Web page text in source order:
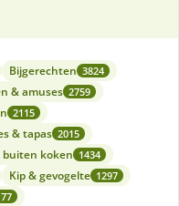
Bijgerechten 3824
& amuses 2759
2115
& tapas 2015
buiten koken 1434
Kip & gevogelte 1297